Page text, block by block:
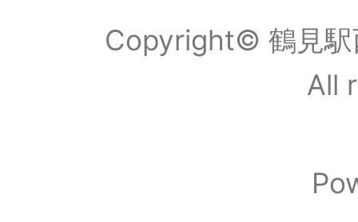
Copyright© 鶴見駅
All